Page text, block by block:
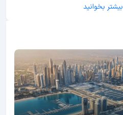
بیشتر بخوانید